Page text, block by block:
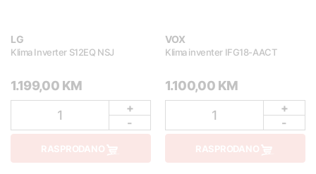
LG
Klima Inverter S12EQ NSJ
1.199,00 KM
1
+
-
RASPRODANO
VOX
Klima inventer IFG18-AACT
1.100,00 KM
1
+
-
RASPRODANO